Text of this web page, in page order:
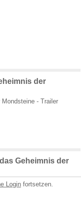
der
- Trailer
Geheimnis der
Login fortsetzen.